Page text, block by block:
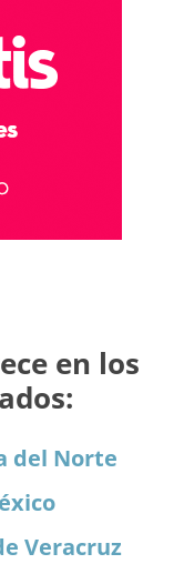
en los
del Norte
Veracruz